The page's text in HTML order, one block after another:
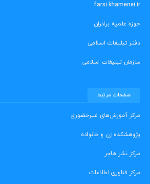
farsi.khamenei.ir
حوزه علمیه برادران
دفتر تبلیغات اسلامی
سازمان تبلیغات اسلامی
صفحات مرتبط
مرکز آموزش‌های غیرحضوری
پژوهشکده زن و خانواده
مرکز نشر هاجر
مرکز فناوری اطلاعات